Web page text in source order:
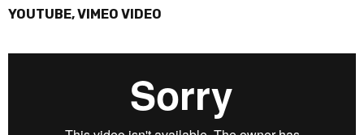
YOUTUBE, VIMEO VIDEO